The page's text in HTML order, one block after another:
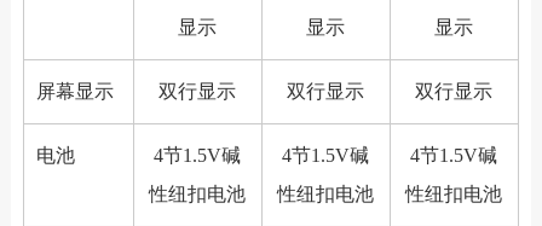
显示
显示
显示
屏幕显示 双行显示 双行显示 双行显示
电池
4节1.5V碱
性纽扣电池
4节1.5V碱
性纽扣电池
4节1.5V碱
性纽扣电池